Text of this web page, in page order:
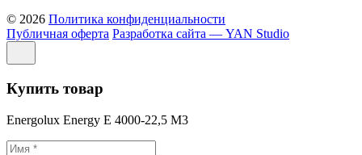
© 2026 Политика конфиденциальности
Публичная оферта Разработка сайта — YAN Studio
Купить товар
Energolux Energy E 4000-22,5 M3